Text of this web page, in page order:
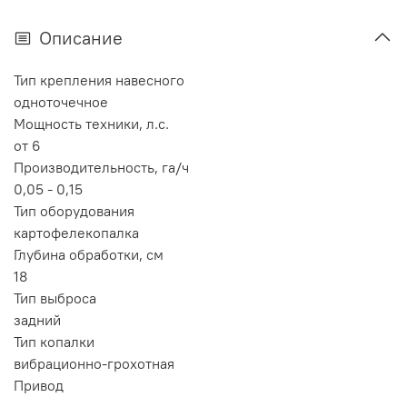
Описание
Тип крепления навесного
одноточечное
Мощность техники, л.с.
от 6
Производительность, га/ч
0,05 - 0,15
Тип оборудования
картофелекопалка
Глубина обработки, см
18
Тип выброса
задний
Тип копалки
вибрационно-грохотная
Привод